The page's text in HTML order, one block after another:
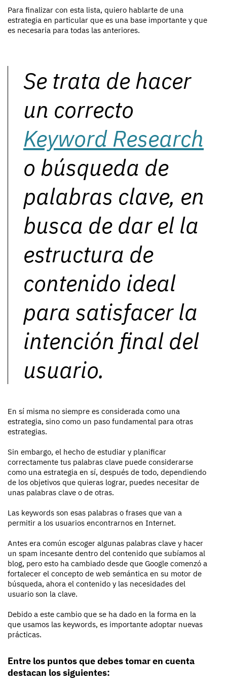
Para finalizar con esta lista, quiero hablarte de una
estrategia en particular que es una base importante y que
es necesaria para todas las anteriores.
Se trata de hacer
un correcto
Keyword Research
o búsqueda de
palabras clave, en
busca de dar el la
estructura de
contenido ideal
para satisfacer la
intención final del
usuario.
En sí misma no siempre es considerada como una
estrategia, sino como un paso fundamental para otras
estrategias.
Sin embargo, el hecho de estudiar y planificar
correctamente tus palabras clave puede considerarse
como una estrategia en sí, después de todo, dependiendo
de los objetivos que quieras lograr, puedes necesitar de
unas palabras clave o de otras.
Las keywords son esas palabras o frases que van a
permitir a los usuarios encontrarnos en Internet.
Antes era común escoger algunas palabras clave y hacer
un spam incesante dentro del contenido que subíamos al
blog, pero esto ha cambiado desde que Google comenzó a
fortalecer el concepto de web semántica en su motor de
búsqueda, ahora el contenido y las necesidades del
usuario son la clave.
Debido a este cambio que se ha dado en la forma en la
que usamos las keywords, es importante adoptar nuevas
prácticas.
Entre los puntos que debes tomar en cuenta
destacan los siguientes: